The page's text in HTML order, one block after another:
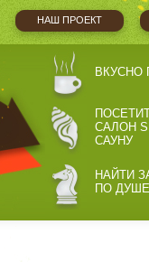
НАШ ПРОЕКТ
ВКУСНО
САЛОН
САУНУ
НАЙТИ
ПО ДУШЕ